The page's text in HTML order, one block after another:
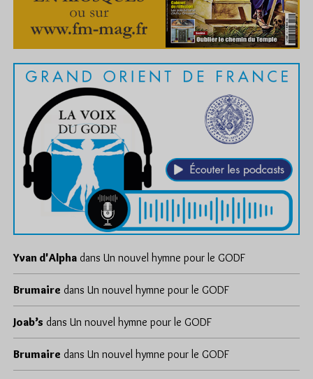
Yvan d'Alpha dans Un nouvel hymne pour le GODF
Brumaire dans Un nouvel hymne pour le GODF
Joab’s dans Un nouvel hymne pour le GODF
Brumaire dans Un nouvel hymne pour le GODF